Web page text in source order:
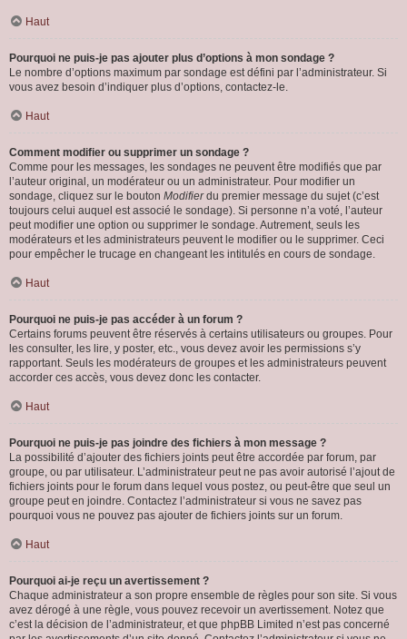
Haut
Pourquoi ne puis-je pas ajouter plus d’options à mon sondage ?
Le nombre d’options maximum par sondage est défini par l’administrateur. Si
vous avez besoin d’indiquer plus d’options, contactez-le.
Haut
Comment modifier ou supprimer un sondage ?
Comme pour les messages, les sondages ne peuvent être modifiés que par
l’auteur original, un modérateur ou un administrateur. Pour modifier un
sondage, cliquez sur le bouton Modifierdu premier message du sujet (c’est
toujours celui auquel est associé le sondage). Si personne n’a voté, l’auteur
peut modifier une option ou supprimer le sondage. Autrement, seuls les
modérateurs et les administrateurs peuvent le modifier ou le supprimer. Ceci
pour empêcher le trucage en changeant les intitulés en cours de sondage.
Haut
Pourquoi ne puis-je pas accéder à un forum ?
Certains forums peuvent être réservés à certains utilisateurs ou groupes. Pour
les consulter, les lire, y poster, etc., vous devez avoir les permissions s’y
rapportant. Seuls les modérateurs de groupes et les administrateurs peuvent
accorder ces accès, vous devez donc les contacter.
Haut
Pourquoi ne puis-je pas joindre des fichiers à mon message ?
La possibilité d’ajouter des fichiers joints peut être accordée par forum, par
groupe, ou par utilisateur. L’administrateur peut ne pas avoir autorisé l’ajout de
fichiers joints pour le forum dans lequel vous postez, ou peut-être que seul un
groupe peut en joindre. Contactez l’administrateur si vous ne savez pas
pourquoi vous ne pouvez pas ajouter de fichiers joints sur un forum.
Haut
Pourquoi ai-je reçu un avertissement ?
Chaque administrateur a son propre ensemble de règles pour son site. Si vous
avez dérogé à une règle, vous pouvez recevoir un avertissement. Notez que
c’est la décision de l’administrateur, et que phpBB Limited n’est pas concerné